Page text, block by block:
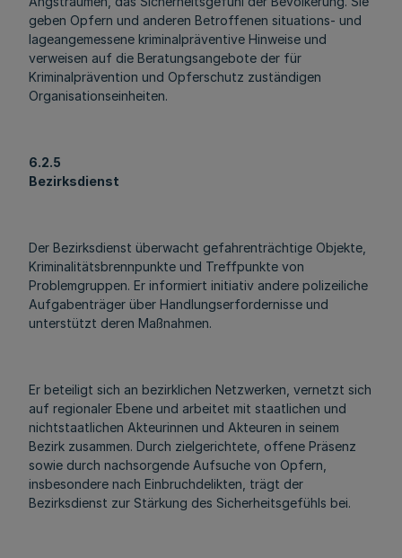
geben Opfern und anderen Betroffenen situations- und
lageangemessene kriminalpräventive Hinweise und
verweisen auf die Beratungsangebote der für
Kriminalprävention und Opferschutz zuständigen
Organisationseinheiten.
6.2.5
Bezirksdienst
Der Bezirksdienst überwacht gefahrenträchtige Objekte,
Kriminalitätsbrennpunkte und Treffpunkte von
Problemgruppen. Er informiert initiativ andere polizeiliche
Aufgabenträger über Handlungserfordernisse und
unterstützt deren Maßnahmen.
Er beteiligt sich an bezirklichen Netzwerken, vernetzt sich
auf regionaler Ebene und arbeitet mit staatlichen und
nichtstaatlichen Akteurinnen und Akteuren in seinem
Bezirk zusammen. Durch zielgerichtete, offene Präsenz
sowie durch nachsorgende Aufsuche von Opfern,
insbesondere nach Einbruchdelikten, trägt der
Bezirksdienst zur Stärkung des Sicherheitsgefühls bei.